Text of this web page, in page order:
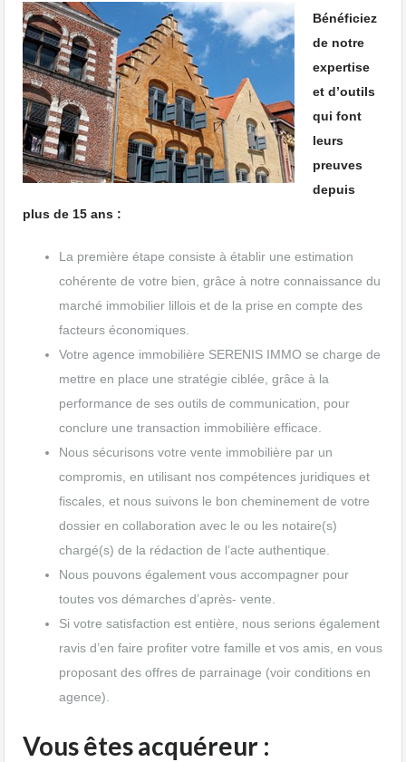
Bénéficiez
de notre
expertise
et d’outils
qui font
leurs
preuves
depuis
plus de 15 ans :
La première étape consiste à établir une estimation
cohérente de votre bien, grâce à notre connaissance du
marché immobilier lillois et de la prise en compte des
facteurs économiques.
Votre agence immobilière SERENIS IMMO se charge de
mettre en place une stratégie ciblée, grâce à la
performance de ses outils de communication, pour
conclure une transaction immobilière efficace.
Nous sécurisons votre vente immobilière par un
compromis, en utilisant nos compétences juridiques et
fiscales, et nous suivons le bon cheminement de votre
dossier en collaboration avec le ou les notaire(s)
chargé(s) de la rédaction de l’acte authentique.
Nous pouvons également vous accompagner pour
toutes vos démarches d’après- vente.
Si votre satisfaction est entière, nous serions également
ravis d’en faire profiter votre famille et vos amis, en vous
proposant des offres de parrainage (voir conditions en
agence).
Vous êtes acquéreur :